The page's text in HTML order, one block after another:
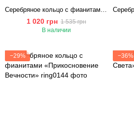
Серебряное кольцо с фианитами «Дорожка камней»
1 020 грн 1 535 грн
В наличии
−29% −36%